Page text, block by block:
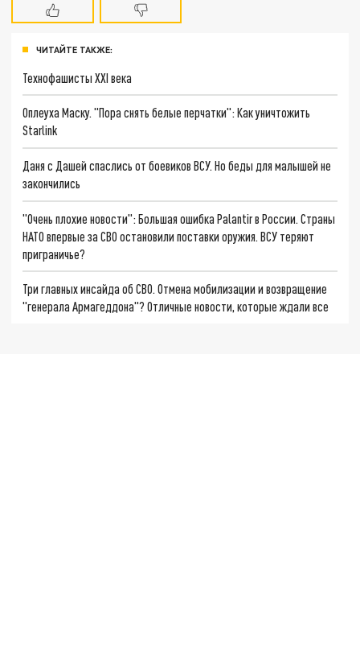
ЧИТАЙТЕ ТАКЖЕ:
Технофашисты XXI века
Оплеуха Маску. "Пора снять белые перчатки": Как уничтожить
Starlink
Даня с Дашей спаслись от боевиков ВСУ. Но беды для малышей не
закончились
"Очень плохие новости": Большая ошибка Palantir в России. Страны
НАТО впервые за СВО остановили поставки оружия. ВСУ теряют
приграничье?
Три главных инсайда об СВО. Отмена мобилизации и возвращение
"генерала Армагеддона"? Отличные новости, которые ждали все